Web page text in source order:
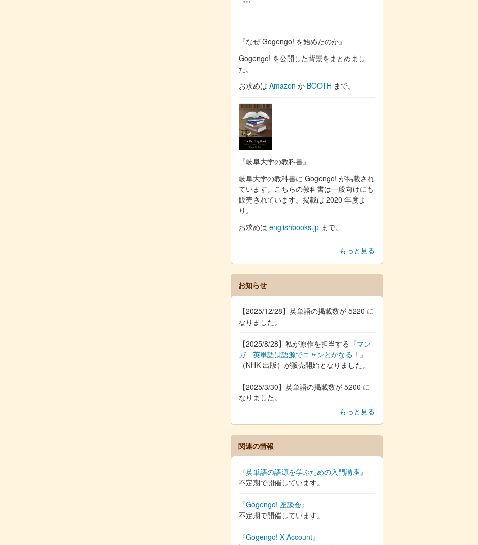
『なぜ Gogengo! を始めたのか』
Gogengo! を公開した背景をまとめまし
た。
お求めは Amazon か BOOTH まで。
『岐阜大学の教科書』
岐阜大学の教科書に Gogengo! が掲載され
ています。こちらの教科書は一般向けにも
販売されています。掲載は 2020 年度よ
り。
お求めは englishbooks.jp まで。
もっと見る
お知らせ
【2025/12/28】英単語の掲載数が 5220 に
なりました。
【2025/8/28】私が原作を担当する 『マン
ガ 英単語は語源でニャンとかなる！』
（NHK 出版）が販売開始となりました。
【2025/3/30】英単語の掲載数が 5200 に
なりました。
もっと見る
関連の情報
『英単語の語源を学ぶための入門講座』
不定期で開催しています。
『Gogengo! 座談会』
不定期で開催しています。
『Gogengo! X Account』